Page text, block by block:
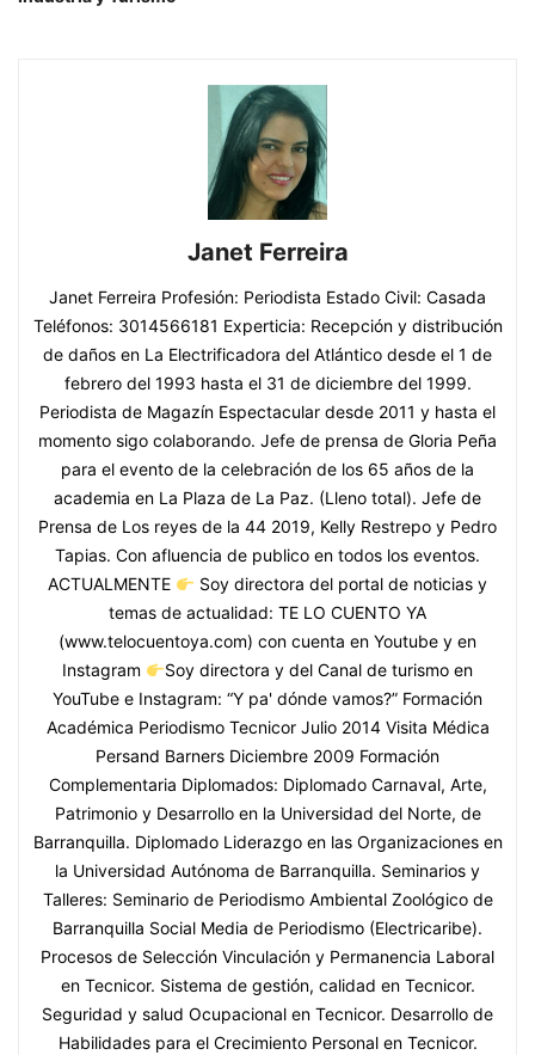
Janet Ferreira
Janet Ferreira Profesión: Periodista Estado Civil: Casada
Teléfonos: 3014566181 Experticia: Recepción y distribución
de daños en La Electrificadora del Atlántico desde el 1 de
febrero del 1993 hasta el 31 de diciembre del 1999.
Periodista de Magazín Espectacular desde 2011 y hasta el
momento sigo colaborando. Jefe de prensa de Gloria Peña
para el evento de la celebración de los 65 años de la
academia en La Plaza de La Paz. (Lleno total). Jefe de
Prensa de Los reyes de la 44 2019, Kelly Restrepo y Pedro
Tapias. Con afluencia de publico en todos los eventos.
ACTUALMENTE
Soy directora del portal de noticias y
temas de actualidad: TE LO CUENTO YA
(www.telocuentoya.com) con cuenta en Youtube y en
Instagram
Soy directora y del Canal de turismo en
YouTube e Instagram: “Y pa' dónde vamos?” Formación
Académica Periodismo Tecnicor Julio 2014 Visita Médica
Persand Barners Diciembre 2009 Formación
Complementaria Diplomados: Diplomado Carnaval, Arte,
Patrimonio y Desarrollo en la Universidad del Norte, de
Barranquilla. Diplomado Liderazgo en las Organizaciones en
la Universidad Autónoma de Barranquilla. Seminarios y
Talleres: Seminario de Periodismo Ambiental Zoológico de
Barranquilla Social Media de Periodismo (Electricaribe).
Procesos de Selección Vinculación y Permanencia Laboral
en Tecnicor. Sistema de gestión, calidad en Tecnicor.
Seguridad y salud Ocupacional en Tecnicor. Desarrollo de
Habilidades para el Crecimiento Personal en Tecnicor.